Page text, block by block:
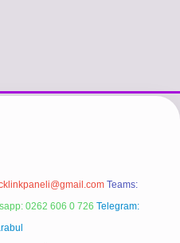
betci.cobetci
Teams:
0262 606 0 726 Telegram: